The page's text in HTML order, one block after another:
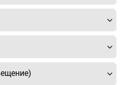
Вам деталь?